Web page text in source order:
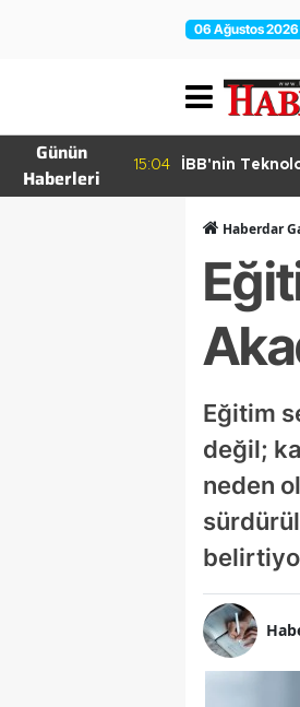
06 Ağustos 2026
Günün
Haberleri
Bamyası
15:04
İBB'nin
Haberdar
Eğitim
değil;
neden